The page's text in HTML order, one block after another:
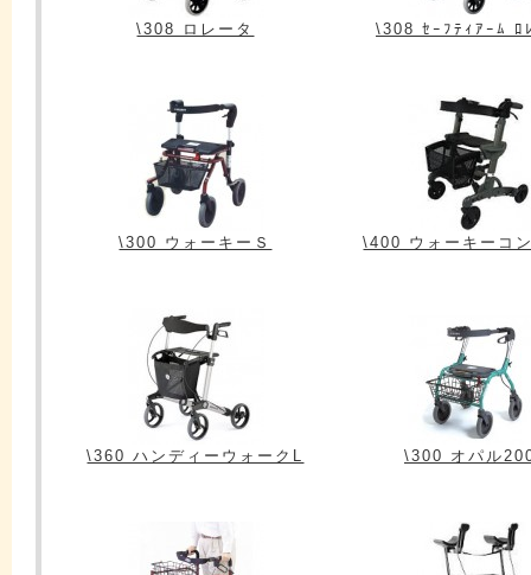
\308 ロレータ \308 ｾｰﾌﾃｨｱｰﾑ
\300 ウォーキーＳ \400 ウォーキーコ
\360 ハンディーウォークL \300 オパル